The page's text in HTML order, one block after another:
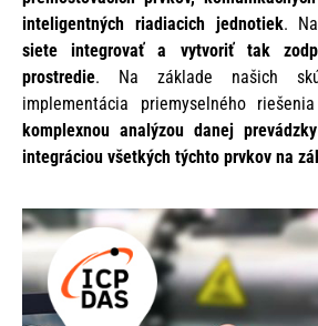
inteligentných riadiacich jednotiek.
siete integrovať a vytvoriť tak
prostredie. Na základe našich
implementácia priemyselného
komplexnou analýzou danej prevádzky
integráciou všetkých týchto prvkov na